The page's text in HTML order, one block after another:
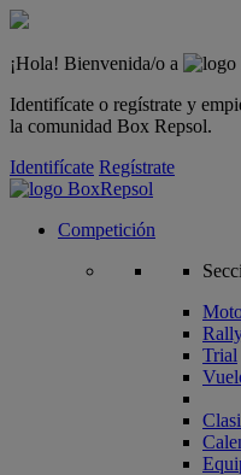
¡Hola! Bienvenida/o a
Identifícate o regístrate y
la comunidad Box Repsol.
Identifícate Regístrate
Competición
Trial